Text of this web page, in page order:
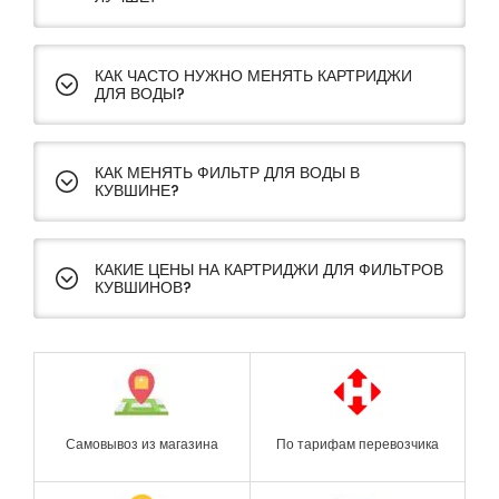
КАК ЧАСТО НУЖНО МЕНЯТЬ КАРТРИДЖИ
ДЛЯ ВОДЫ?
КАК МЕНЯТЬ ФИЛЬТР ДЛЯ ВОДЫ В
КУВШИНЕ?
КАКИЕ ЦЕНЫ НА КАРТРИДЖИ ДЛЯ ФИЛЬТРОВ
КУВШИНОВ?
Самовывоз из магазина По тарифам перевозчика